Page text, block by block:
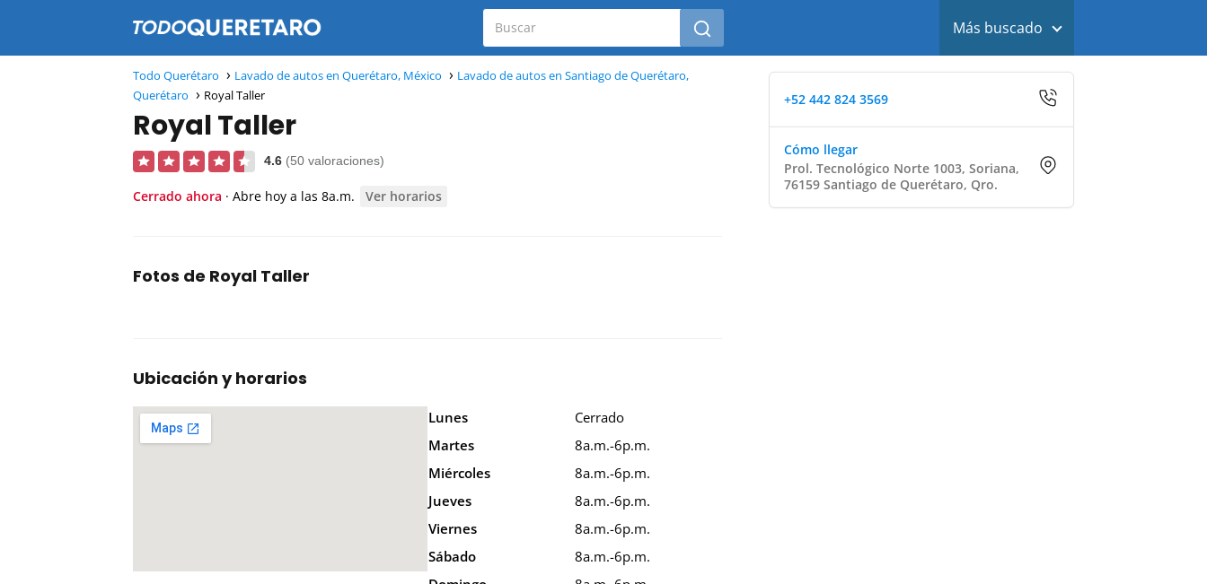
Más buscado
Todo Querétaro Lavado de autos en Querétaro, México
Lavado de autos en Santiago de Querétaro,
Querétaro
Royal Taller
Royal Taller
4.6 (50 valoraciones)
Cerrado ahora · Abre hoy a las 8a.m. Ver horarios
Fotos de Royal Taller
Ubicación y horarios
Lunes
Cerrado
Martes
8a.m.-6p.m.
Miércoles
8a.m.-6p.m.
Jueves
8a.m.-6p.m.
Viernes
8a.m.-6p.m.
Sábado
8a.m.-6p.m.
+52 442 824 3569
Cómo llegar
Prol. Tecnológico Norte 1003, Soriana,
76159 Santiago de Querétaro, Qro.